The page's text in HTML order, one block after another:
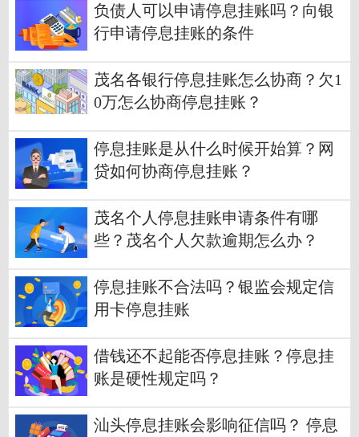
负债人可以申请停息挂账吗？向银
行申请停息挂账的条件
茂名各银行停息挂账怎么协商？欠1
0万怎么协商停息挂账？
停息挂账是从什么时候开始算？网
贷如何协商停息挂账？
茂名个人停息挂账申请条件有哪
些？茂名个人欠款逾期怎么办？
停息挂账不合法吗？银监会规定信
用卡停息挂账
借钱还不起能否停息挂账？停息挂
账是硬性规定吗？
汕头停息挂账会影响征信吗？ 停息